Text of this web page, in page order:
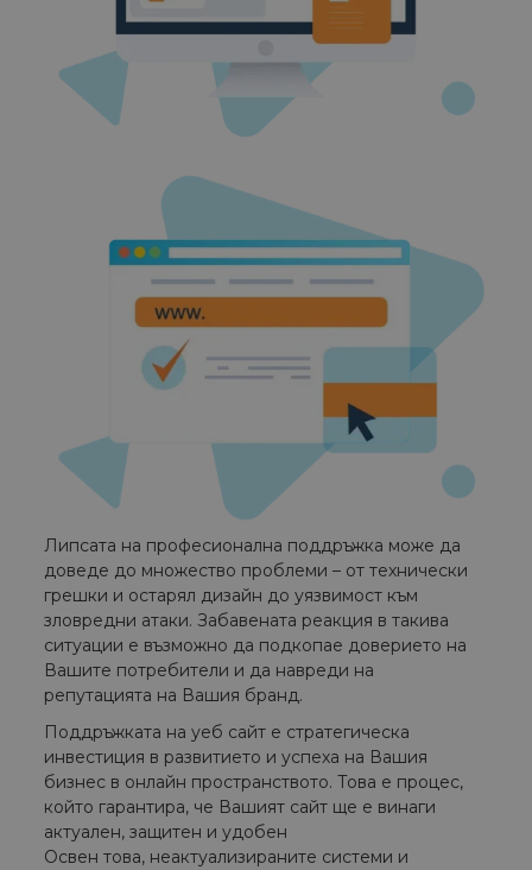
Липсата на професионална поддръжка може да
доведе до множество проблеми – от технически
грешки и остарял дизайн до уязвимост към
зловредни атаки. Забавената реакция в такива
ситуации е възможно да подкопае доверието на
Вашите потребители и да навреди на
репутацията на Вашия бранд.
Поддръжката на уеб сайт е стратегическа
инвестиция в развитието и успеха на Вашия
бизнес в онлайн пространството. Това е процес,
който гарантира, че Вашият сайт ще е винаги
актуален, защитен и удобен
Освен това, неактуализираните системи и